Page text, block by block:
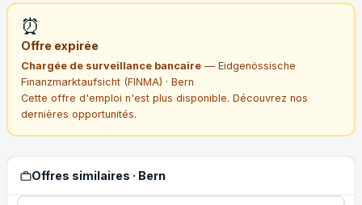
⏰
Offre expirée
Chargée de surveillance bancaire— Eidgenössische
Finanzmarktaufsicht (FINMA) · Bern
Cette offre d'emploi n'est plus disponible. Découvrez nos
dernières opportunités.
Offres similaires · Bern